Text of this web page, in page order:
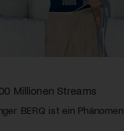
Millionen Streams
BERQ ist ein Phänomen